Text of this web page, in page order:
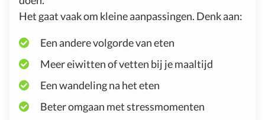
Het gaat vaak om kleine aanpassingen. Denk aan:
Een andere volgorde van eten
Meer eiwitten of vetten bij je maaltijd
Een wandeling na het eten
Beter omgaan met stressmomenten